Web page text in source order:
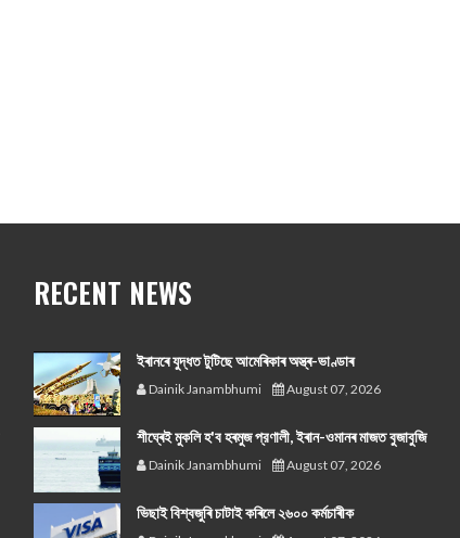
RECENT NEWS
ইৰানৰে যুদ্ধত টুটিছে আমেৰিকাৰ অস্ত্ৰ-ভাণ্ডাৰ
Dainik Janambhumi August 07, 2026
শীঘ্ৰেই মুকলি হ'ব হৰমুজ প্রণালী, ইৰান-ওমানৰ মাজত বুজাবুজি
Dainik Janambhumi August 07, 2026
ভিছাই বিশ্বজুৰি চাটাই কৰিলে ২৬০০ কৰ্মচাৰীক